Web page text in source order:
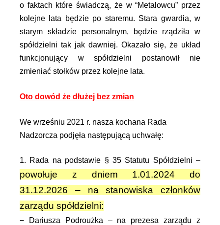
o faktach które świadczą, że w “Metalowcu” przez
kolejne lata będzie po staremu. Stara gwardia, w
starym składzie personalnym, będzie rządziła w
spółdzielni tak jak dawniej. Okazało się, że układ
funkcjonujący w spółdzielni postanowił nie
zmieniać stołków przez kolejne lata.
Oto dowód że dłużej bez zmian
We wrześniu 2021 r. nasza kochana Rada
Nadzorcza podjęła następującą uchwałę:
1. Rada na podstawie § 35 Statutu Spółdzielni –
powołuje z dniem 1.01.2024 do
31.12.2026 – na stanowiska członków
zarządu spółdzielni:
− Dariusza Podroużka – na prezesa zarządu z